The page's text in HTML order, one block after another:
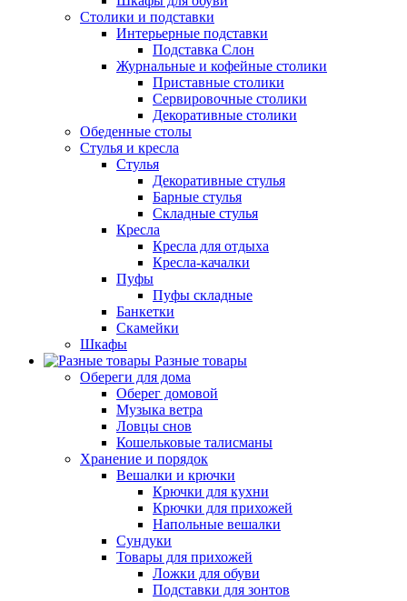
Столики и подставки
Интерьерные подставки
Подставка Слон
Журнальные и кофейные столики
Приставные столики
Сервировочные столики
Декоративные столики
Обеденные столы
Стулья и кресла
Стулья
Декоративные стулья
Барные стулья
Складные стулья
Кресла
Кресла для отдыха
Кресла-качалки
Пуфы
Пуфы складные
Банкетки
Скамейки
Шкафы
Разные товары
Обереги для дома
Оберег домовой
Музыка ветра
Ловцы снов
Кошельковые талисманы
Хранение и порядок
Вешалки и крючки
Крючки для кухни
Крючки для прихожей
Напольные вешалки
Сундуки
Товары для прихожей
Ложки для обуви
Подставки для зонтов